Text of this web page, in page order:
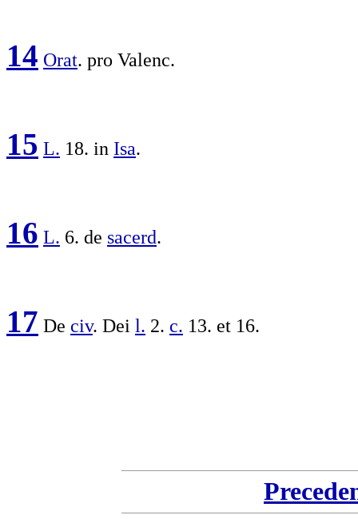
14 Orat. pro Valenc.
15 L. 18. in Isa.
16 L. 6. de sacerd.
17 De civ. Dei l. 2. c. 13. et 16.